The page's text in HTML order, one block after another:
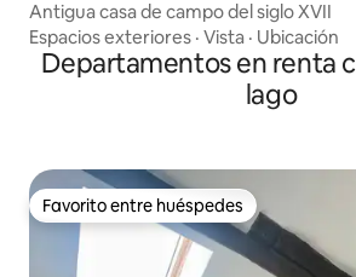
Antigua casa de campo del siglo XVII
Espacios exteriores · Vista · Ubicación
Departamentos en renta
lago
Favorito entre huéspedes
Favorito entre huéspedes